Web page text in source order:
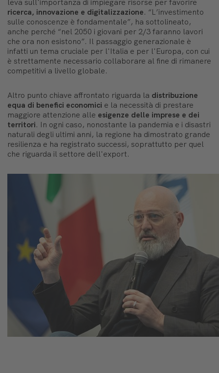
leva sull'importanza di impiegare risorse per favorire
ricerca, innovazione e digitalizzazione. “L’investimento
sulle conoscenze è fondamentale”, ha sottolineato,
anche perché “nel 2050 i giovani per 2/3 faranno lavori
che ora non esistono”. Il passaggio generazionale è
infatti un tema cruciale per l'Italia e per l'Europa, con cui
è strettamente necessario collaborare al fine di rimanere
competitivi a livello globale.
Altro punto chiave affrontato riguarda la distribuzione
equa di benefici economici e la necessità di prestare
maggiore attenzione alle esigenze delle imprese e dei
territori. In ogni caso, nonostante la pandemia e i disastri
naturali degli ultimi anni, la regione ha dimostrato grande
resilienza e ha registrato successi, soprattutto per quel
che riguarda il settore dell'export.